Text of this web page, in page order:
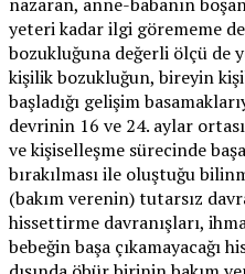
yeteri kadar ilgi görememe
bozukluğuna değerli ölçü de
kişilik bozukluğun, bireyin
başladığı gelişim
devrinin 16 ve 24. aylar
ve kişiselleşme sürecinde
bırakılması ile oluştuğu
(bakım verenin) tutarsız
hissettirme davranışları,
bebeğin başa çıkamayacağı